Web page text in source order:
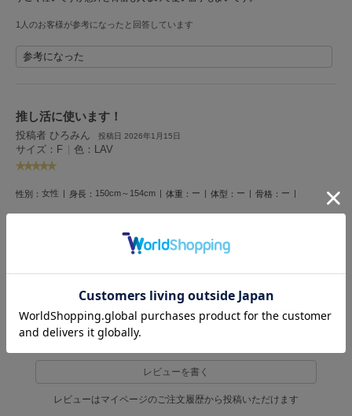
ファーファー
ジェラート ピケ
GELATO PIQUE CAT&DOG
ジェラート ピケ キャットアンドドッグ
gelato pique Sleep
Henon.
HUNTER
HOKA ONEONE
1人のお客様が参考になったと回答しています
参考になった
推し活に使います！
投稿者 ひろみん 投稿日 2026年1月15日
サイズ：F 色：LAV
性別： 女性 身長： 150cm～154cm 体重： ー 体型： ー 骨格： ー
1人のお客様が参考になったと回答しています
レビューを書く
レビューはマイページのご注文履歴から投稿いただけます